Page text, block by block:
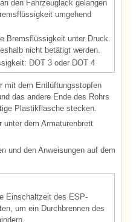
den Fahrzeuglack gelangen
umgehend
Bremsflüssigkeit unter Druck.
nicht betätigt werden.
DOT 3 oder DOT 4
mit dem Entlüftungsstopfen
das andere Ende des Rohrs
Plastikflasche stecken.
unter dem Armaturenbrett
und den Anweisungen auf dem
Einschaltzeit des ESP-
um ein Durchbrennen des